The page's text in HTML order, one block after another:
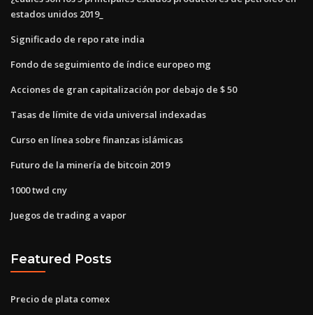
estados unidos 2019_
Significado de repo rate india
Fondo de seguimiento de índice europeo mg
Acciones de gran capitalización por debajo de $ 50
Tasas de límite de vida universal indexadas
Curso en línea sobre finanzas islámicas
Futuro de la minería de bitcoin 2019
1000 twd cny
Juegos de trading a vapor
Featured Posts
Precio de plata comex